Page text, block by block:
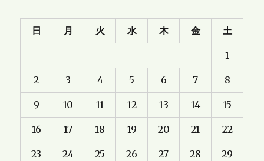
日 月 火 水 木 金 土
1
2 3 4 5 6 7 8
9 10 11 12 13 14 15
16 17 18 19 20 21 22
23 24 25 26 27 28 29